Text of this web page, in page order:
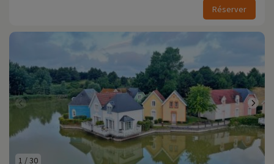
Réserver
1 /30